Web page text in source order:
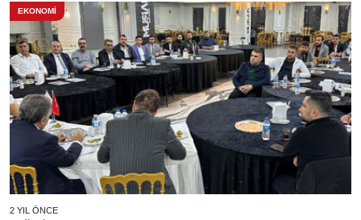
EKONOMİ
2 YIL ÖNCE